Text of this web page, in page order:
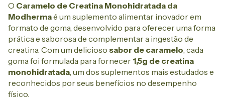
O Caramelo de Creatina Monohidratada da
Modhermaé um suplemento alimentar inovador em
formato de goma, desenvolvido para oferecer uma forma
prática e saborosa de complementar a ingestão de
creatina. Com um delicioso sabor de caramelo, cada
goma foi formulada para fornecer 1,5g de creatina
monohidratada, um dos suplementos mais estudados e
reconhecidos por seus benefícios no desempenho
físico.